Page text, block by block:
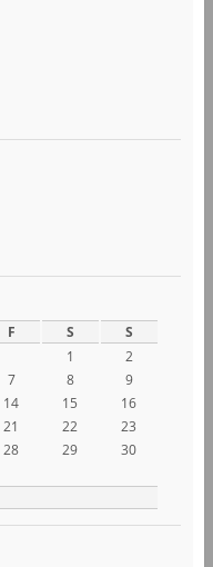
F S S
1
2
7 8
9
14 15
16
21 22
23
28 29
30